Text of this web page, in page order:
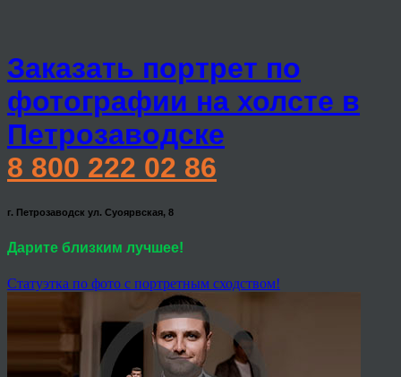
Заказать портрет по
фотографии на холсте в
Петрозаводске
8 800 222 02 86
г. Петрозаводск ул. Суоярвская, 8
Дарите близким лучшее!
Статуэтка по фото с портретным сходством!